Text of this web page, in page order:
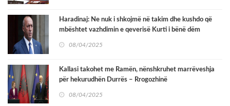
Haradinaj: Ne nuk i shkojmë në takim dhe kushdo që
mbështet vazhdimin e qeverisë Kurti i bënë dëm
08/04/2025
Kallasi takohet me Ramën, nënshkruhet marrëveshja
për hekurudhën Durrës – Rrogozhinë
08/04/2025